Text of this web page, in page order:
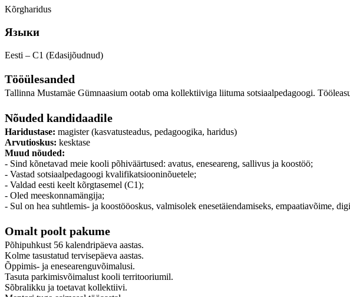
Kõrgharidus
Языки
Eesti – C1 (Edasijõudnud)
Tööülesanded
Tallinna Mustamäe Gümnaasium ootab oma kollektiiviga liituma sotsiaalpedagoogi.
Nõuded kandidaadile
Haridustase: magister (kasvatusteadus, pedagoogika, haridus)
Arvutioskus: kesktase
Muud nõuded:
- Sind kõnetavad meie kooli põhiväärtused: avatus, eneseareng, sallivus ja koostöö;
- Vastad sotsiaalpedagoogi kvalifikatsiooninõuetele;
- Valdad eesti keelt kõrgtasemel (C1);
- Oled meeskonnamängija;
- Sul on hea suhtlemis- ja koostööoskus, valmisolek enesetäiendamiseks, empaatiavõime,
Omalt poolt pakume
Põhipuhkust 56 kalendripäeva aastas.
Kolme tasustatud tervisepäeva aastas.
Õppimis- ja enesearenguvõimalusi.
Tasuta parkimisvõimalust kooli territooriumil.
Sõbralikku ja toetavat kollektiivi.